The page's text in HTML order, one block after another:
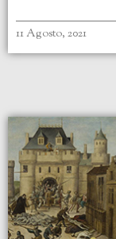
11 Agosto, 2021